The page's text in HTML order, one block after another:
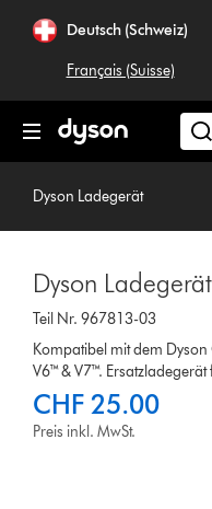
überspringenDeutsch (Schweiz)
Français (Suisse)
Dyson Ladegerät
Dyson Ladegerät
Teil Nr. 967813-03
Kompatibel mit dem
V6™ & V7™.
CHF 25.00
Preis inkl. MwSt.